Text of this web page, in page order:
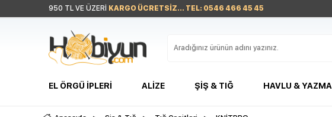
950 TL VE ÜZERİ KARGO ÜCRETSİZ... TEL: 0546 466 45 45
EL ÖRGÜ İPLERI ALIZE ŞIŞ & TIĞ HAVLU & YAZMA